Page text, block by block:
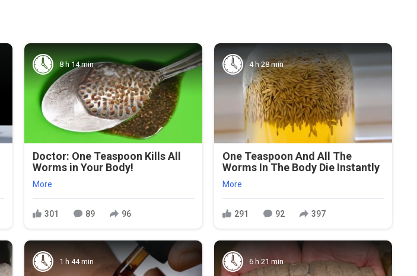
8 h 14 min
Doctor: One Teaspoon Kills All
Worms in Your Body!
More
301 89 96
4 h 28 min
One Teaspoon And All The
Worms In The Body Die Instantly
More
291 92 397
1 h 44 min 6 h 21 min